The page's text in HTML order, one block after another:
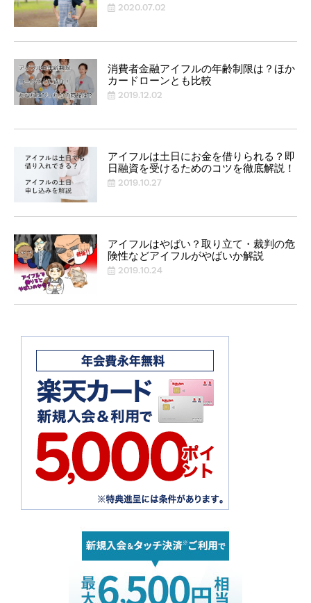
2020.07.02
消費者金融アイフルの年齢制限は？ほか
カードローンとも比較
2019.12.02
アイフルは土日にお金を借りられる？即
日融資を受けるためのコツを徹底解説！
2019.10.27
アイフルはやばい？取り立て・裁判の危
険性などアイフルがやばいか解説
2019.10.24